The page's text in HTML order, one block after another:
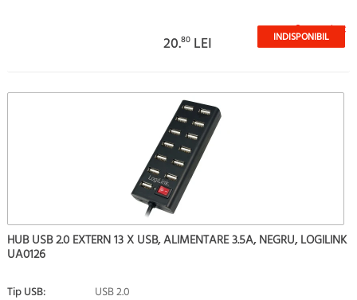
Stoc epuizat
20.80 LEI INDISPONIBIL
HUB USB 2.0 EXTERN 13 X USB, ALIMENTARE 3.5A, NEGRU, LOGILINK
UA0126
Tip USB: USB 2.0